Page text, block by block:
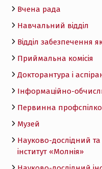
Вчена рада
Навчальний відділ
Відділ забезпечення
Приймальна комісія
Докторантура і
Інформаційно-
Первинна
Музей
Науково-дослідний
інститут «Молнія»